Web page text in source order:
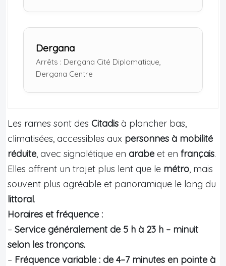
Dergana
Arrêts : Dergana Cité Diplomatique,
Dergana Centre
Les rames sont des Citadis à plancher bas,
climatisées, accessibles aux personnes à mobilité
réduite, avec signalétique en arabe et en français.
Elles offrent un trajet plus lent que le métro, mais
souvent plus agréable et panoramique le long du
littoral.
Horaires et fréquence :
– Service généralement de 5 h à 23 h – minuit
selon les tronçons.
– Fréquence variable : de 4–7 minutes en pointe à